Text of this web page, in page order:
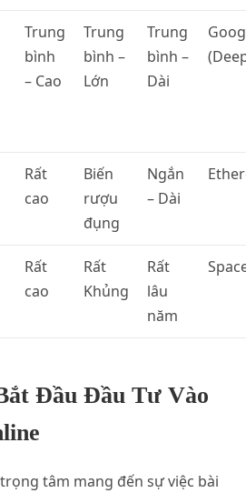
Trung
bình
– Cao
Trung
bình –
Lớn
Trung
bình –
Dài
Rất
cao
Biến
rượu
đụng
Ngắn
– Dài
Rất
cao
Rất
Khủng
Rất
lâu
năm
Đầu Đầu Tư Vào
tâm mang đến sự việc bài